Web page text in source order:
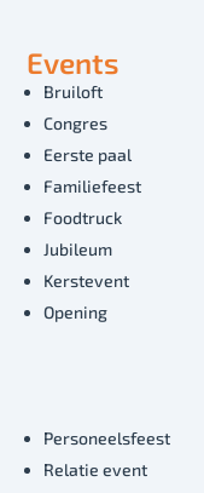
Events
Bruiloft
Congres
Eerste paal
Familiefeest
Foodtruck
Jubileum
Kerstevent
Opening
Personeelsfeest
Relatie event